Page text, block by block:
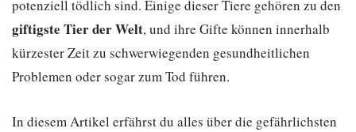
potenziell tödlich sind. Einige dieser Tiere gehören zu den
giftigste Tier der Welt, und ihre Gifte können innerhalb
kürzester Zeit zu schwerwiegenden gesundheitlichen
Problemen oder sogar zum Tod führen.
In diesem Artikel erfährst du alles über die gefährlichsten